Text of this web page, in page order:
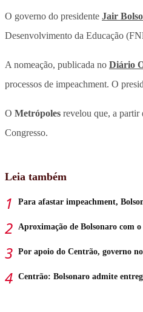
O governo do presidente Jair
Desenvolvimento da Educação
A nomeação, publicada no Diário
processos de impeachment. O
O Metrópoles revelou que, a partir
Congresso.
Leia também
Para afastar impeachment,
Aproximação de Bolsonaro com
Por apoio do Centrão, governo
Centrão: Bolsonaro admite